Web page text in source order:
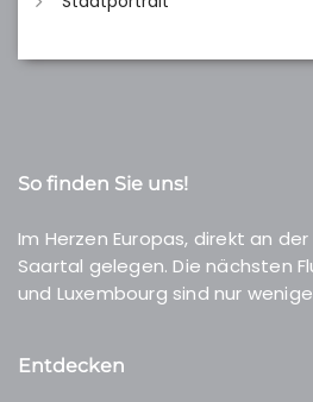
So finden Sie uns!
Im Herzen Europas, direkt an
Saartal gelegen. Die nächsten
und Luxembourg sind nur
Entdecken